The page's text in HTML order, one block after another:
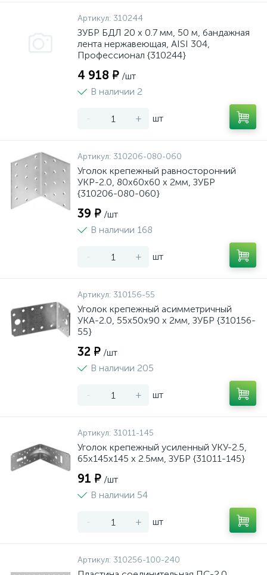
Артикул: 310244
ЗУБР БДЛ 20 х 0.7 мм, 50 м, бандажная
лента нержавеющая, AISI 304,
Профессионал {310244}
4 918 ₽ /шт
В наличии 2
- + шт
Артикул: 310206-080-060
Уголок крепежный равносторонний
УКР-2.0, 80х60х60 х 2мм, ЗУБР
{310206-080-060}
39 ₽ /шт
В наличии 168
- + шт
Артикул: 310156-55
Уголок крепежный асимметричный
УКА-2.0, 55х50х90 х 2мм, ЗУБР {310156-
55}
32 ₽ /шт
В наличии 205
- + шт
Артикул: 31011-145
Уголок крепежный усиленный УКУ-2.5,
65х145х145 х 2.5мм, ЗУБР {31011-145}
91 ₽ /шт
В наличии 54
- + шт
Артикул: 310256-100-240